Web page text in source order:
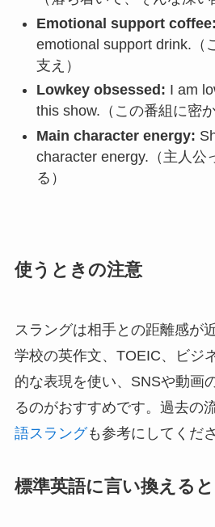
Emotional support coffee:
emotional support drink.（
支え）
Lowkey obsessed: I am
this show.（この番組に密
Main character energy:
character energy.（主人公
る）
使うときの注意
スラングは相手との距離感が
学校の英作文、TOEIC、ビジ
的な表現を使い、SNSや動画
るのがおすすめです。過去の
語スラングも参考にしてくださ
標準英語に言い換えると